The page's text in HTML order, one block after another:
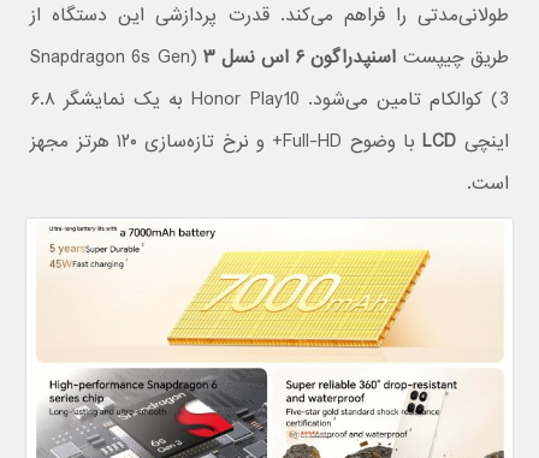
طولانی‌مدتی را فراهم می‌کند. قدرت پردازشی این دستگاه از
طریق چیپست اسنپدراگون ۶ اس نسل ۳
(Snapdragon 6s Gen
3) کوالکام تامین می‌شود. Honor Play10 به یک نمایشگر ۶.۸
اینچی LCD
با وضوح Full-HD+ و نرخ تازه‌سازی ۱۲۰ هرتز مجهز
است.